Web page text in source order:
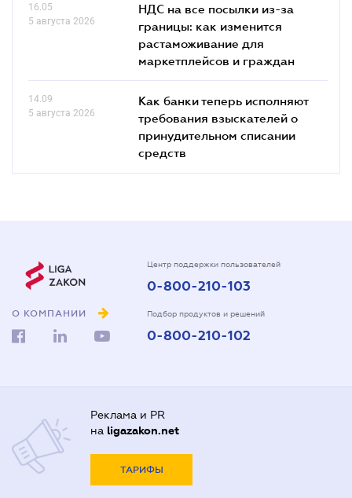
16.05
5 августа 2026
НДС на все посылки из-за
границы: как изменится
растаможивание для
маркетплейсов и граждан
14.09
5 августа 2026
Как банки теперь исполняют
требования взыскателей о
принудительном списании
средств
О КОМПАНИИ
Центр поддержки пользователей
0-800-210-103
Подбор продуктов и решений
0-800-210-102
Реклама и PR
на ligazakon.net
ТАРИФЫ